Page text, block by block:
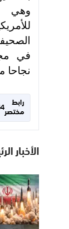
وهي
في
نجاحا
رابط
مختصر
الأخبار